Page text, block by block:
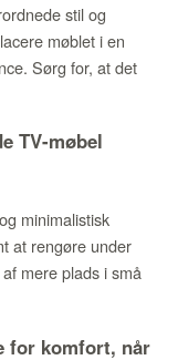
stil og
møblet i en
Sørg for, at det
TV-møbel
minimalistisk
at rengøre under
mere plads i små
for komfort, når